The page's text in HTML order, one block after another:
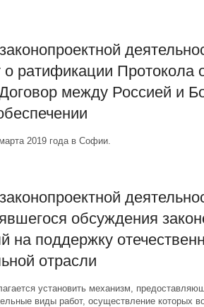
о ратификации Протокола
между Россией и
2019 года в Софии.
обсуждения
на поддержку
отрасли
установить механизм,
виды работ, осуществление которых